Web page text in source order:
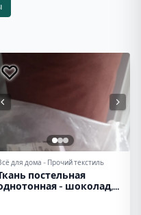
для дома - Прочий текстиль
постельная
- шоколад,